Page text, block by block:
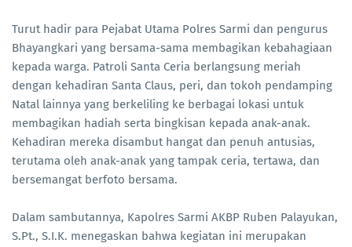
Turut hadir para Pejabat Utama Polres Sarmi dan pengurus
Bhayangkari yang bersama-sama membagikan kebahagiaan
kepada warga. Patroli Santa Ceria berlangsung meriah
dengan kehadiran Santa Claus, peri, dan tokoh pendamping
Natal lainnya yang berkeliling ke berbagai lokasi untuk
membagikan hadiah serta bingkisan kepada anak-anak.
Kehadiran mereka disambut hangat dan penuh antusias,
terutama oleh anak-anak yang tampak ceria, tertawa, dan
bersemangat berfoto bersama.
Dalam sambutannya, Kapolres Sarmi AKBP Ruben Palayukan,
S.Pt., S.I.K. menegaskan bahwa kegiatan ini merupakan